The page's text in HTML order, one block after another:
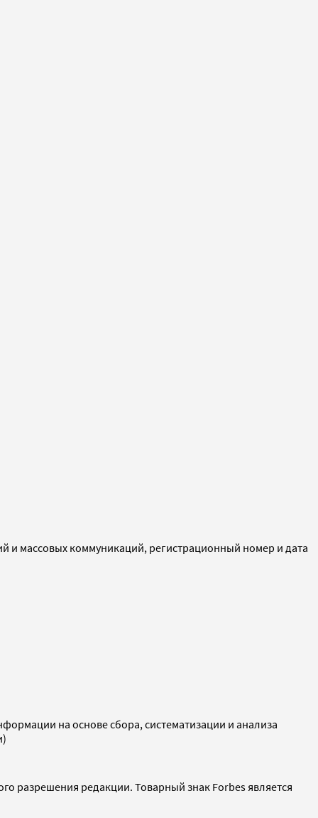
и массовых коммуникаций, регистрационный номер и дата
на основе сбора, систематизации и анализа
разрешения редакции. Товарный знак Forbes является